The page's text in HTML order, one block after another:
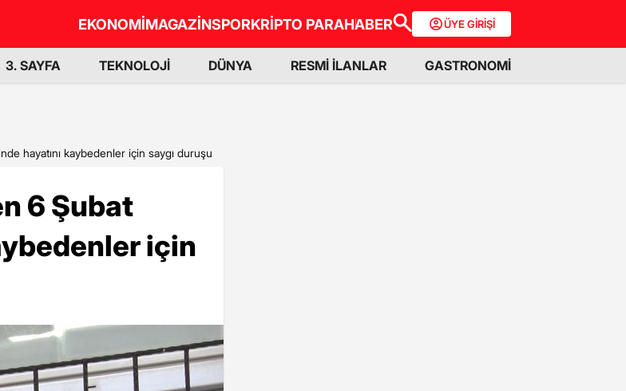
EKONOMİMAGAZİNSPORKRİPTO PARAHABER ÜYE GİRİŞİ
3. SAYFA TEKNOLOJİ DÜNYA RESMİ İLANLAR GASTRONOMİ
hayatını kaybedenler için saygı duruşu
6 Şubat
için